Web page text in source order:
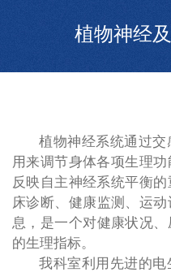
植物神经
植物神经系统通过
用来调节身体各项生理功
反映自主神经系统平衡的
床诊断、健康监测、运
息，是一个对健康状况
的生理指标。
我科室利用先进的